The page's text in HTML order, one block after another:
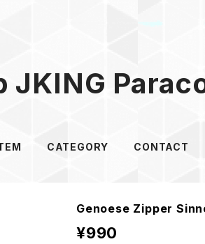
JKING
CATEGORY CONTACT
Genoese Zipper
¥990